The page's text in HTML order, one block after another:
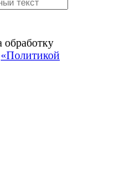
«Политикой